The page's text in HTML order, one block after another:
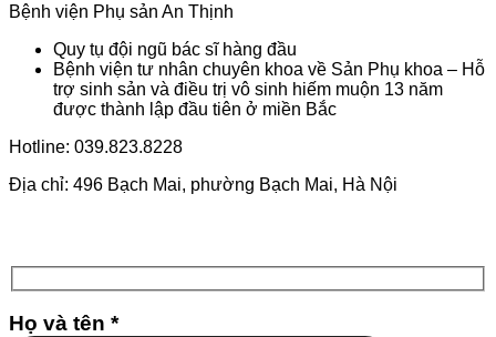
Bệnh viện Phụ sản An Thịnh
Quy tụ đội ngũ bác sĩ hàng đầu
Bệnh viện tư nhân chuyên khoa về Sản Phụ khoa – Hỗ
trợ sinh sản và điều trị vô sinh hiếm muộn 13 năm
được thành lập đầu tiên ở miền Bắc
Hotline: 039.823.8228
Địa chỉ: 496 Bạch Mai, phường Bạch Mai, Hà Nội
Họ và tên *